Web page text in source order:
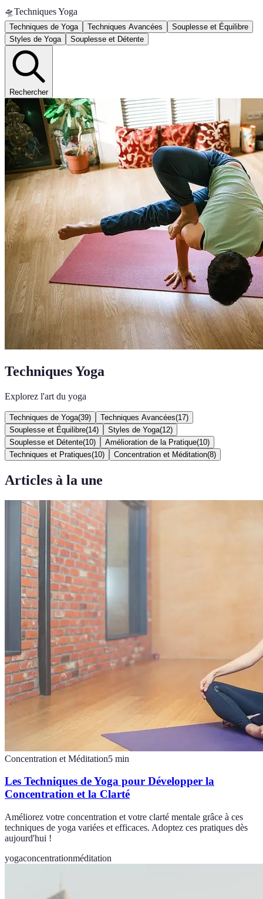
🛸Techniques Yoga
Techniques de Yoga Techniques Avancées
Souplesse et Équilibre
Styles de Yoga
Souplesse et Détente
Rechercher
Techniques Yoga
Explorez l'art du yoga
Techniques de Yoga(39) Techniques Avancées(17)
Souplesse et Équilibre(14) Styles de Yoga(12)
Souplesse et Détente(10) Amélioration de la Pratique(10)
Techniques et Pratiques(10) Concentration et Méditation(8)
Articles à la une
Concentration et Méditation5 min
Les Techniques de Yoga pour Développer la
Concentration et la Clarté
Améliorez votre concentration et votre clarté mentale grâce à ces
techniques de yoga variées et efficaces. Adoptez ces pratiques dès
aujourd'hui !
yogaconcentrationméditation